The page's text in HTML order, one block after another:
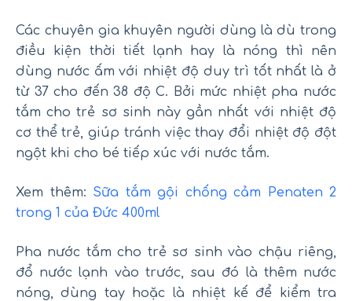
Các chuyên gia khuyên người dùng là dù trong
điều kiện thời tiết lạnh hay là nóng thì nên
dùng nước ấm với nhiệt độ duy trì tốt nhất là ở
từ 37 cho đến 38 độ C. Bởi mức nhiệt pha nước
tắm cho trẻ sơ sinh này gần nhất với nhiệt độ
cơ thể trẻ, giúp tránh việc thay đổi nhiệt độ đột
ngột khi cho bé tiếp xúc với nước tắm.
Xem thêm: Sữa tắm gội chống cảm Penaten 2
trong 1 của Đức 400ml
Pha nước tắm cho trẻ sơ sinh vào chậu riêng,
đổ nước lạnh vào trước, sau đó là thêm nước
nóng, dùng tay hoặc là nhiệt kế để kiểm tra